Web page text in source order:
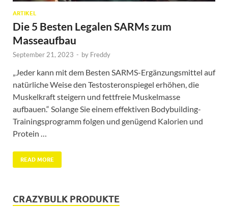
ARTIKEL
Die 5 Besten Legalen SARMs zum
Masseaufbau
September 21, 2023 - by Freddy
„Jeder kann mit dem Besten SARMS-Ergänzungsmittel auf
natürliche Weise den Testosteronspiegel erhöhen, die
Muskelkraft steigern und fettfreie Muskelmasse
aufbauen.“ Solange Sie einem effektiven Bodybuilding-
Trainingsprogramm folgen und genügend Kalorien und
Protein …
READ MORE
CRAZYBULK PRODUKTE